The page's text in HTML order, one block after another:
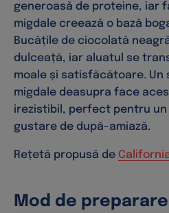
generoasă de proteine, iar
migdale creează o bază
Bucățile de ciocolată
dulceață, iar aluatul se
moale și satisfăcătoare. Un
migdale deasupra face
irezistibil, perfect pentru un
gustare de după-amiază.
Rețetă propusă de
Mod de